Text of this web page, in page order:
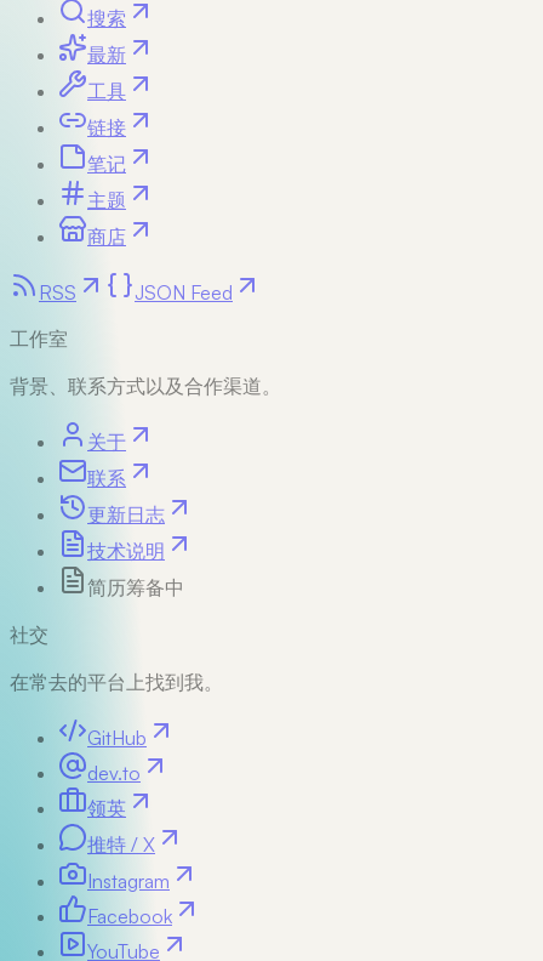
搜索
最新
工具
链接
笔记
主题
商店
RSS
JSON Feed
工作室
背景、联系方式以及合作渠道。
关于
联系
更新日志
技术说明
简历筹备中
社交
在常去的平台上找到我。
GitHub
dev.to
领英
推特 / X
Instagram
Facebook
YouTube